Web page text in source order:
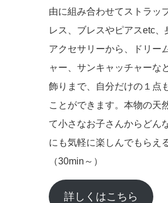
由に組み合わせてストラッ
レス、ブレスやピアスetc、
アクセサリーから、ドリー
ャー、サンキャッチャーな
飾りまで、自分だけの１点
ことができます。本物の天
て小さなお子さんからどん
にも気軽に楽しんでもらえ
（30min～）
詳しくはこちら